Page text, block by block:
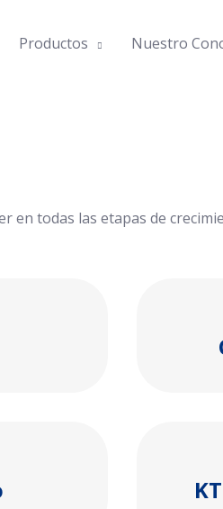
Productos Nuestro
en todas las etapas de